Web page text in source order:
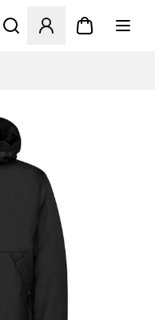
Åbner en Modal til at